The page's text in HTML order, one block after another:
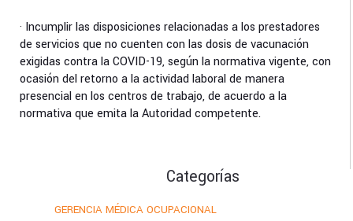
· Incumplir las disposiciones relacionadas a los prestadores
de servicios que no cuenten con las dosis de vacunación
exigidas contra la COVID-19, según la normativa vigente, con
ocasión del retorno a la actividad laboral de manera
presencial en los centros de trabajo, de acuerdo a la
normativa que emita la Autoridad competente.
Categorías
GERENCIA MÉDICA OCUPACIONAL